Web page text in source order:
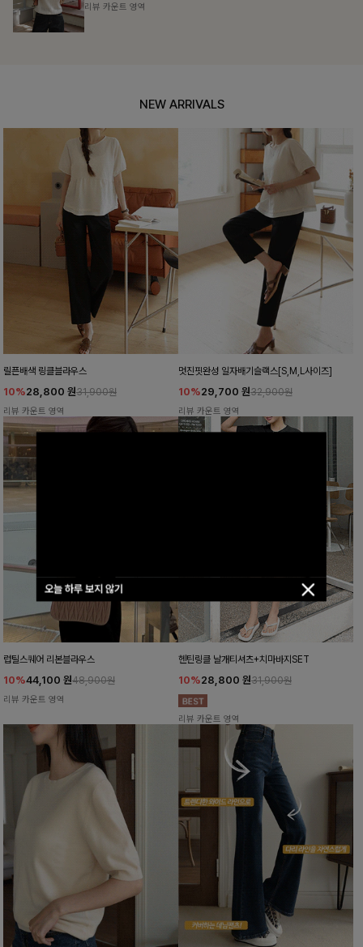
오늘 하루 보지 않기
리뷰 카운트 영역
NEW ARRIVALS
릴픈배색 링클블라우스
10%28,800 원31,900원
리뷰 카운트 영역
멋진핏완성 일자배기슬랙스[S,M,L사이즈]
10%29,700 원32,900원
리뷰 카운트 영역
럽틸스퀘어 리본블라우스
10%44,100 원48,900원
리뷰 카운트 영역
헨틴링클 날개티셔츠+치마바지SET
10%28,800 원31,900원
리뷰 카운트 영역